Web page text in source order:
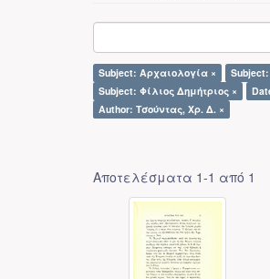
Subject: Αρχαιολογία ×
Subject: Φίλιος Δημήτριος ×
Author: Τσούντας, Χρ. Δ. ×
Αποτελέσματα 1-1 από 1